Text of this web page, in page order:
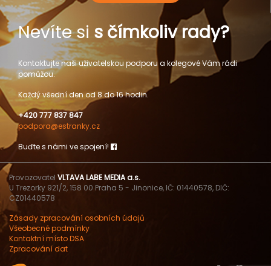
Nevíte si s čímkoliv rady?
Kontaktujte naši uživatelskou podporu a kolegové Vám rádi
pomůžou.
Každý všední den od 8 do 16 hodin.
+420 777 837 847
podpora@estranky.cz
Buďte s námi ve spojení!
Provozovatel VLTAVA LABE MEDIA a.s.
U Trezorky 921/2, 158 00 Praha 5 - Jinonice, IČ: 01440578, DIČ:
CZ01440578
Zásady zpracování osobních údajů
Všeobecné podmínky
Kontaktní místo DSA
Zpracování dat